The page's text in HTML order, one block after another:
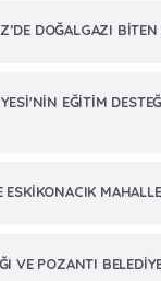
DOĞALGAZI
EĞİTİM
ESKİKONACIK
VE POZANTI